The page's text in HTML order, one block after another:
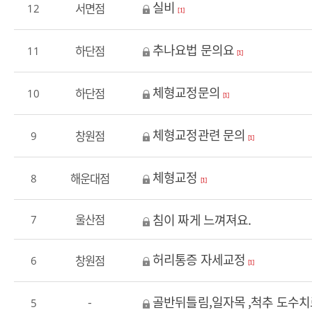
12 서면점 실비 [1]
11 하단점 추나요법 문의요 [1]
10 하단점 체형교정문의 [1]
9 창원점 체형교정관련 문의 [1]
8 해운대점 체형교정 [1]
7 울산점 침이 짜게 느껴져요.
6 창원점 허리통증 자세교정 [1]
5 - 골반뒤틀림,일자목 ,척추 도수